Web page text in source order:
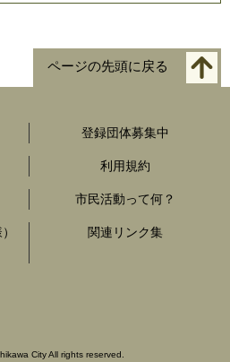
ページの先頭に戻る
登録団体募集中
利用規約
市民活動って何？
関連リンク集
City All rights reserved.